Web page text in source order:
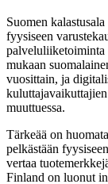
Suomen
fyysiseen
palveluliiketoiminta
mukaan
vuosittain, ja
muuttuessa.
Tärkeää on
pelkästään
vertaa
Finland on luonut